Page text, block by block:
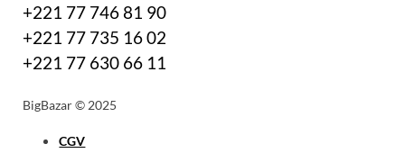
+221 77 746 81 90
+221 77 735 16 02
+221 77 630 66 11
BigBazar © 2025
CGV